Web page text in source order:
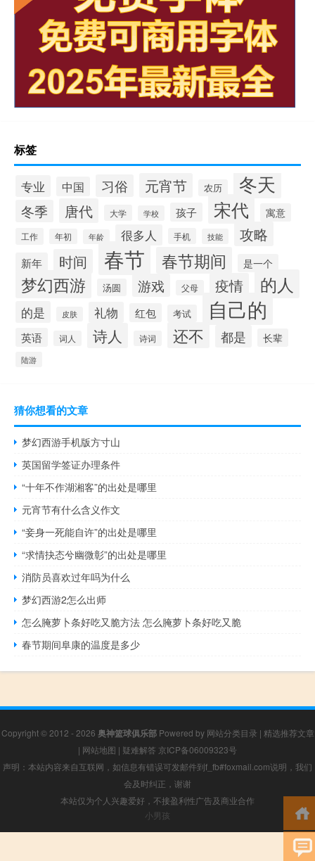
标签
专业 中国 习俗 元宵节 农历 冬天
冬季 唐代 大学 学校 孩子 宋代 寓意
工作 年初 年龄 很多人 手机 技能 攻略
新年 时间 春节 春节期间 是一个
梦幻西游 汤圆 游戏 父母 疫情 的人
的是 皮肤 礼物 红包 考试 自己的
英语 词人 诗人 诗词 还不 都是 长辈
陆游
猜你想看的文章
梦幻西游手机版方寸山
英国留学签证办理条件
“十年不作湖湘客”的出处是哪里
元宵节有什么含义作文
“妾身一死能自许”的出处是哪里
“求情抉态兮幽微彰”的出处是哪里
消防员喜欢过年吗为什么
梦幻西游2怎么出师
怎么腌萝卜条好吃又脆方法 怎么腌萝卜条好吃又脆
春节期间阜康的温度是多少
Copyright © 2012 - 2026 奥神篮球俱乐部Powered by 网站分类目录 | 精选推荐文章
| 网站地图 | 疑难解答 京ICP备06009323号
声明：本站内容来自互联网，如信息有错误可发邮件到f_fb#foxmail.com说明，我们
会及时纠正，谢谢
本站仅为个人兴趣爱好，不接盈利性广告及商业合作
小男孩